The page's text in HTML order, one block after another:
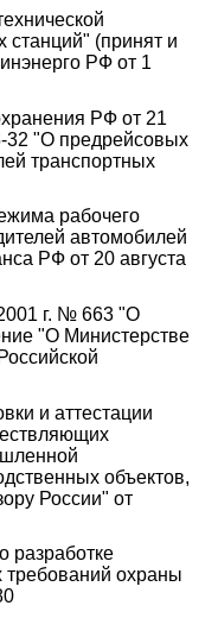
станций" (принят и
РФ от 1
РФ от 21
32 "О предрейсовых
транспортных
рабочего
автомобилей
РФ от 20 августа
г. № 663 "О
"О Министерстве
и аттестации
объектов,
России" от
разработке
требований охраны